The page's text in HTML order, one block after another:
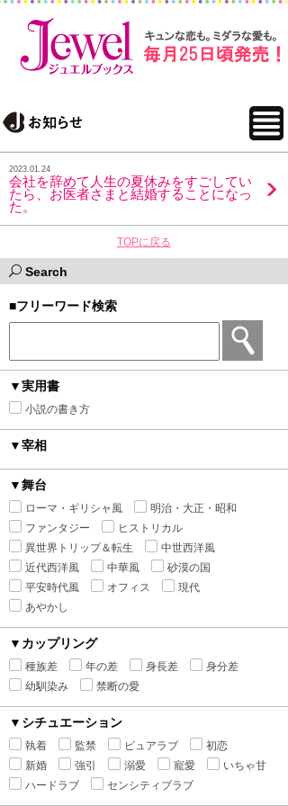
2023.01.24
会社を辞めて人生の夏休みをすごしてい
たら、お医者さまと結婚することになっ
た。
TOPに戻る
Search
■フリーワード検索
▼実用書
小説の書き方
▼宰相
▼舞台
ローマ・ギリシャ風
明治・大正・昭和
ファンタジー
ヒストリカル
異世界トリップ＆転生
中世西洋風
近代西洋風
中華風
砂漠の国
平安時代風
オフィス
現代
あやかし
▼カップリング
種族差 年の差 身長差
身分差
幼馴染み
禁断の愛
▼シチュエーション
執着 監禁 ピュアラブ
初恋
新婚
強引 溺愛 寵愛
いちゃ甘
ハードラブ
センシティブラブ